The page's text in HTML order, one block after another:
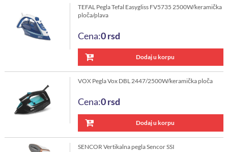
TEFAL Pegla Tefal Easygliss FV5735 2500W/keramička
ploča/plava
Cena:0rsd
Dodaj u korpu
VOX Pegla Vox DBL 2447/2500W/keramička ploča
Cena:0rsd
Dodaj u korpu
SENCOR Vertikalna pegla Sencor SSI